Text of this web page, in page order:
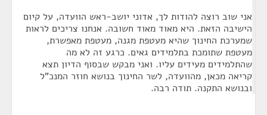
אני שוב רוצה להודות לך, אדוני יושב-ראש הוועדה, על קיום
הישיבה הזאת. היא מאוד מאוד חשובה. אנחנו צריכים לראות
שמערכת החינוך שהיא מעטפת מגנה, מעטפת מאפשרת,
מעטפת שתומכת בתלמידים גאים. כרגע זה לא מה
שהתלמידים מעידים עליו. ואני מבקש שבסוף הדיון תצא
קריאה מכאן, מהוועדה, לשר החינוך בנושא חוזר המנכ"ל
ובנושא התקנה. תודה רבה.